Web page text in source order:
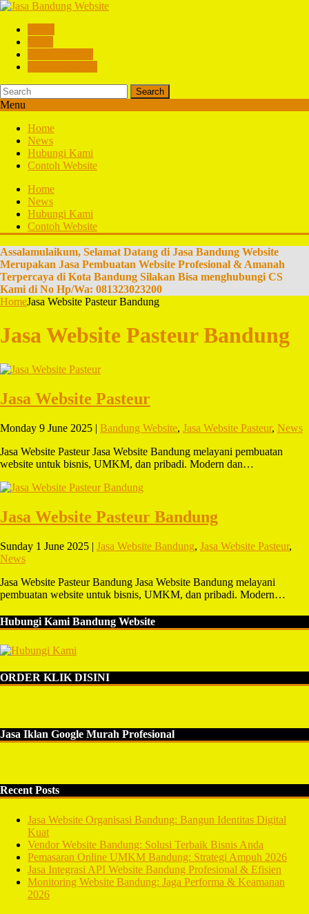
Search
Menu
Home
News
Hubungi Kami
Contoh Website
Home
News
Hubungi Kami
Contoh Website
Assalamulaikum, Selamat Datang di Jasa Bandung Website
Merupakan Jasa Pembuatan Website Profesional & Amanah
Terpercaya di Kota Bandung Silakan Bisa menghubungi CS
Kami di No Hp/Wa: 081323023200
HomeJasa Website Pasteur Bandung
Jasa Website Pasteur Bandung
Jasa Website Pasteur
Monday 9 June 2025 | Bandung Website, Jasa Website Pasteur, News
Jasa Website Pasteur Jasa Website Bandung melayani pembuatan
website untuk bisnis, UMKM, dan pribadi. Modern dan…
Jasa Website Pasteur Bandung
Sunday 1 June 2025 | Jasa Website Bandung, Jasa Website Pasteur,
News
Jasa Website Pasteur Bandung Jasa Website Bandung melayani
pembuatan website untuk bisnis, UMKM, dan pribadi. Modern…
Hubungi Kami Bandung Website
ORDER KLIK DISINI
Jasa Iklan Google Murah Profesional
Recent Posts
Jasa Website Organisasi Bandung: Bangun Identitas Digital
Kuat
Vendor Website Bandung: Solusi Terbaik Bisnis Anda
Pemasaran Online UMKM Bandung: Strategi Ampuh 2026
Jasa Integrasi API Website Bandung Profesional & Efisien
Monitoring Website Bandung: Jaga Performa & Keamanan
2026